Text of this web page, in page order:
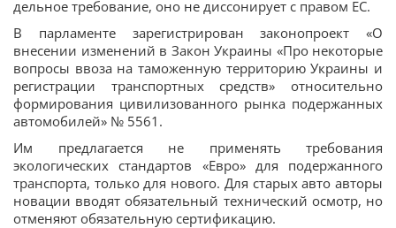
дельное требование, оно не диссонирует с правом ЕС.
В парламенте зарегистрирован законопроект «О
внесении изменений в Закон Украины «Про некоторые
вопросы ввоза на таможенную территорию Украины и
регистрации транспортных средств» относительно
формирования цивилизованного рынка подержанных
автомобилей» № 5561.
Им предлагается не применять требования
экологических стандартов «Евро» для подержанного
транспорта, только для нового. Для старых авто авторы
новации вводят обязательный технический осмотр, но
отменяют обязательную сертификацию.